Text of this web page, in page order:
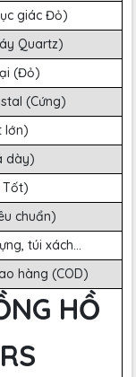
giác Đỏ)
Quartz)
(Đỏ)
(Cứng)
lớn)
dày)
Tốt)
chuẩn)
túi xách...
hàng (COD)
HỒ